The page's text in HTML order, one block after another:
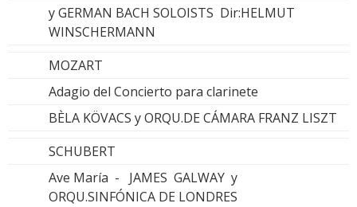
y GERMAN BACH SOLOISTS Dir:HELMUT
WINSCHERMANN
MOZART
Adagio del Concierto para clarinete
BÈLA KÖVACS y ORQU.DE CÁMARA FRANZ LISZT
SCHUBERT
Ave María - JAMES GALWAY y
ORQU.SINFÓNICA DE LONDRES